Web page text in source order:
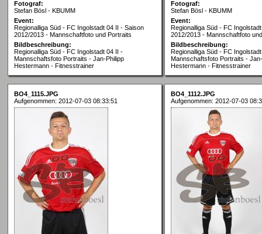
Fotograf:
Stefan Bösl - KBUMM
Event:
Regionalliga Süd - FC Ingolstadt 04 II - Saison
2012/2013 - Mannschaftfoto und Portraits
Bildbeschreibung:
Regionalliga Süd - FC Ingolstadt 04 II -
Mannschaftsfoto Portraits - Jan-Philipp
Hestermann - Fitnesstrainer
Fotograf:
Stefan Bösl - KBUMM
Event:
Regionalliga Süd - FC
2012/2013 - Mannschaftfoto
Bildbeschreibung:
Regionalliga Süd - FC
Mannschaftsfoto Portraits -
Hestermann - Fitnesstrainer
BO4_1115.JPG
Aufgenommen: 2012-07-03 08:33:51
BO4_1112.JPG
Aufgenommen: 2012-07-03